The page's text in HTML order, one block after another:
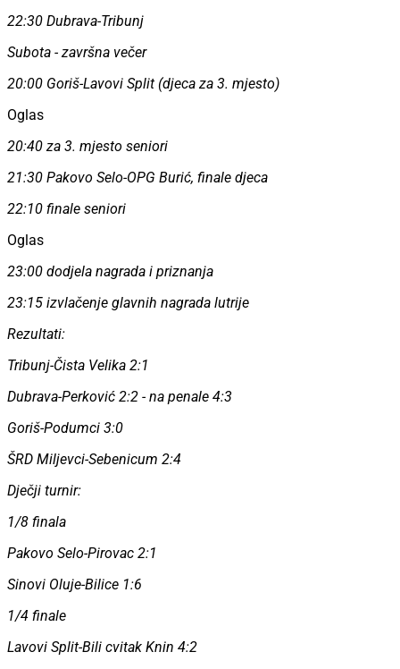
22:30 Dubrava-Tribunj
Subota - završna večer
20:00 Goriš-Lavovi Split (djeca za 3. mjesto)
Oglas
20:40 za 3. mjesto seniori
21:30 Pakovo Selo-OPG Burić, finale djeca
22:10 finale seniori
Oglas
23:00 dodjela nagrada i priznanja
23:15 izvlačenje glavnih nagrada lutrije
Rezultati:
Tribunj-Čista Velika 2:1
Dubrava-Perković 2:2 - na penale 4:3
Goriš-Podumci 3:0
ŠRD Miljevci-Sebenicum 2:4
Dječji turnir:
1/8 finala
Pakovo Selo-Pirovac 2:1
Sinovi Oluje-Bilice 1:6
1/4 finale
Lavovi Split-Bili cvitak Knin 4:2